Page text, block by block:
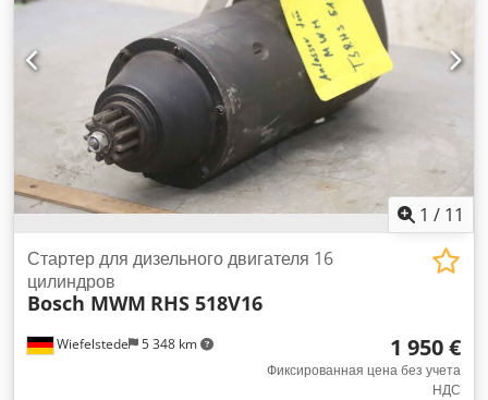
1 / 11
Wiefelstede 5 348 km
Стартер для дизельного двигателя 16
цилиндров
Bosch MWM RHS 518V16
1 950 €
Фиксированная цена без учета
НДС